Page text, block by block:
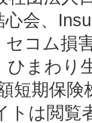
会、
セコム損
ひまわり
短期保
トは閲覧